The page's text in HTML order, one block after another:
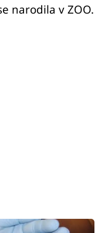
narodila v ZOO.